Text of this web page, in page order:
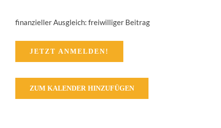
finanzieller Ausgleich: freiwilliger Beitrag
JETZT ANMELDEN!
ZUM KALENDER HINZUFÜGEN